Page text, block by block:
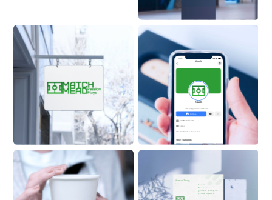
Stroy Highlights
9:41
Match
Match
New playground. Same kid.
2.3M Followers
Actor
See Match ’s About Info
Follow
Sansan Zhang
Position
555 6999
ZhangSan@Alaskanoil.com
Alaska Oil and Energy Corp.
Lane 88, Happiness &
Prosperity Community,
Prosperous Business Street